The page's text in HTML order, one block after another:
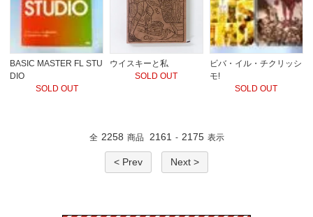
BASIC MASTER FL STU
DIO
SOLD OUT
ウイスキーと私
SOLD OUT
ビバ・イル・チクリッシ
モ!
SOLD OUT
全 2258 商品 2161 - 2175 表示
< Prev Next >